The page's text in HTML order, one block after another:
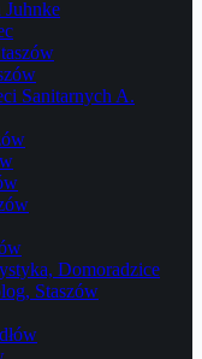
Juhnke
Sanitarnych A.
Domoradzice
Staszów